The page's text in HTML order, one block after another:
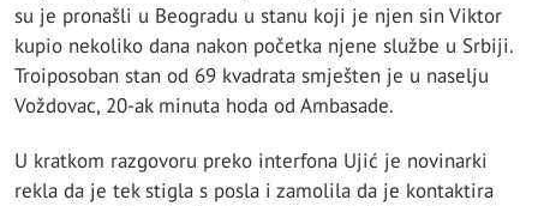
su je pronašli u Beogradu u stanu koji je njen sin Viktor
kupio nekoliko dana nakon početka njene službe u Srbiji.
Troiposoban stan od 69 kvadrata smješten je u naselju
Voždovac, 20-ak minuta hoda od Ambasade.
U kratkom razgovoru preko interfona Ujić je novinarki
rekla da je tek stigla s posla i zamolila da je kontaktira